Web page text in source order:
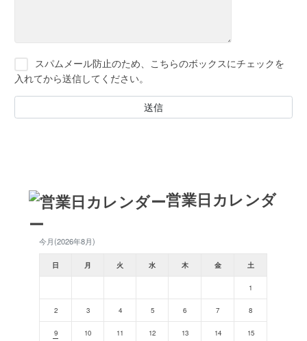
スパムメール防止のため、こちらのボックスにチェックを
入れてから送信してください。
営業日カレンダ
ー
今月(2026年8月)
日 月 火 水 木 金 土
1
2 3 4 5 6 7 8
9 10 11 12 13 14 15